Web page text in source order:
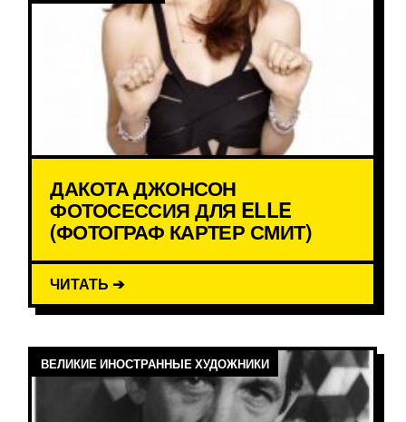
ДАКОТА ДЖОНСОН
ФОТОСЕССИЯ ДЛЯ ELLE
(ФОТОГРАФ КАРТЕР СМИТ)
ЧИТАТЬ ➔
ВЕЛИКИЕ ИНОСТРАННЫЕ ХУДОЖНИКИ